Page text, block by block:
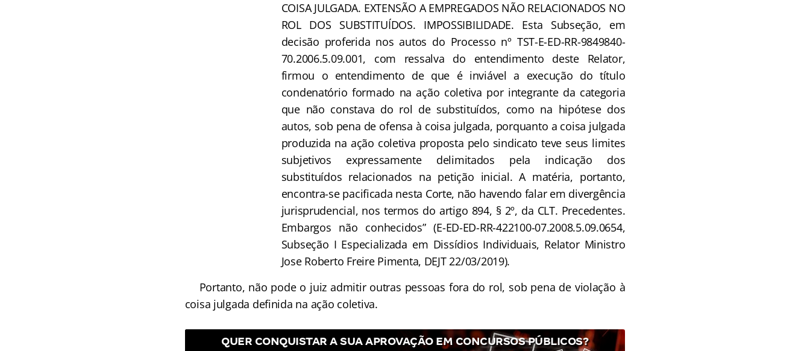
COISA JULGADA. EXTENSÃO A EMPREGADOS NÃO RELACIONADOS NO
ROL DOS SUBSTITUÍDOS. IMPOSSIBILIDADE. Esta Subseção, em
decisão proferida nos autos do Processo nº TST-E-ED-RR-9849840-
70.2006.5.09.001, com ressalva do entendimento deste Relator,
firmou o entendimento de que é inviável a execução do título
condenatório formado na ação coletiva por integrante da categoria
que não constava do rol de substituídos, como na hipótese dos
autos, sob pena de ofensa à coisa julgada, porquanto a coisa julgada
produzida na ação coletiva proposta pelo sindicato teve seus limites
subjetivos expressamente delimitados pela indicação dos
substituídos relacionados na petição inicial. A matéria, portanto,
encontra-se pacificada nesta Corte, não havendo falar em divergência
jurisprudencial, nos termos do artigo 894, § 2º, da CLT. Precedentes.
Embargos não conhecidos” (E-ED-ED-RR-422100-07.2008.5.09.0654,
Subseção I Especializada em Dissídios Individuais, Relator Ministro
Jose Roberto Freire Pimenta, DEJT 22/03/2019).
Portanto, não pode o juiz admitir outras pessoas fora do rol, sob pena de violação à
coisa julgada definida na ação coletiva.
QUER CONQUISTAR A SUA APROVAÇÃO EM CONCURSOS PÚBLICOS?